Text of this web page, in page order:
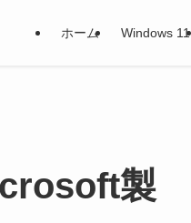
ホーム Windows 11
製